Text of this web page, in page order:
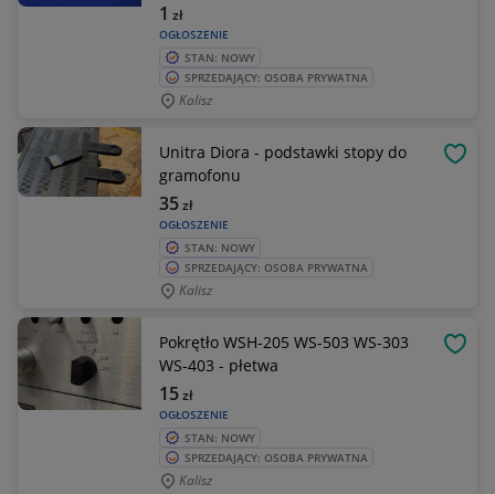
OGŁOSZENIE
1 zł
STAN: NOWY
SPRZEDAJĄCY: OSOBA PRYWATNA
Kalisz
Unitra Diora - podstawki stopy do
gramofonu
OGŁOSZENIE
35zł
STAN: NOWY
SPRZEDAJĄCY: OSOBA PRYWATNA
Kalisz
Pokrętło WSH-205 WS-503 WS-303
WS-403 - płetwa
OGŁOSZENIE
15zł
STAN: NOWY
SPRZEDAJĄCY: OSOBA PRYWATNA
Kalisz